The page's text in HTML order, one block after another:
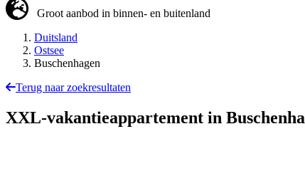
Groot aanbod in binnen- en buitenland
Duitsland
Ostsee
Buschenhagen
Terug naar zoekresultaten
XXL-vakantieappartement in